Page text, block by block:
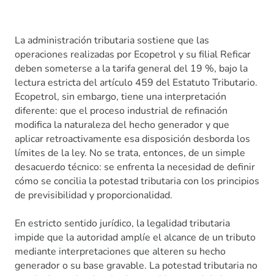
La administración tributaria sostiene que las
operaciones realizadas por Ecopetrol y su filial Reficar
deben someterse a la tarifa general del 19 %, bajo la
lectura estricta del artículo 459 del Estatuto Tributario.
Ecopetrol, sin embargo, tiene una interpretación
diferente: que el proceso industrial de refinación
modifica la naturaleza del hecho generador y que
aplicar retroactivamente esa disposición desborda los
límites de la ley. No se trata, entonces, de un simple
desacuerdo técnico: se enfrenta la necesidad de definir
cómo se concilia la potestad tributaria con los principios
de previsibilidad y proporcionalidad.
En estricto sentido jurídico, la legalidad tributaria
impide que la autoridad amplíe el alcance de un tributo
mediante interpretaciones que alteren su hecho
generador o su base gravable. La potestad tributaria no